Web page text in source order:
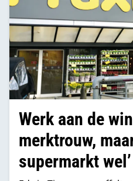
Werk aan de
merktrouw,
supermarkt wel’